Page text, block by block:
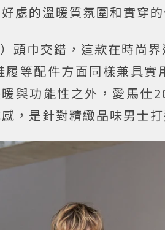
處的溫暖質氛圍和實穿的
巾交錯，這款在時尚
等配件方面同樣兼具實
與功能性之外，愛馬仕
，是針對精緻品味男士